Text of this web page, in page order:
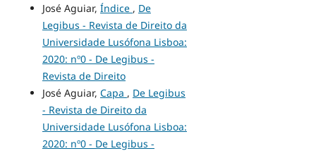
José Aguiar, Índice , De
Legibus - Revista de Direito da
Universidade Lusófona Lisboa:
2020: nº0 - De Legibus -
Revista de Direito
José Aguiar, Capa , De Legibus
- Revista de Direito da
Universidade Lusófona Lisboa:
2020: nº0 - De Legibus -